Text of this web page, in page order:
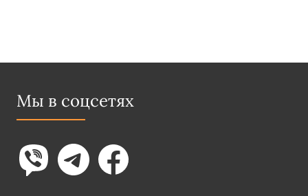
Мы в соцсетях